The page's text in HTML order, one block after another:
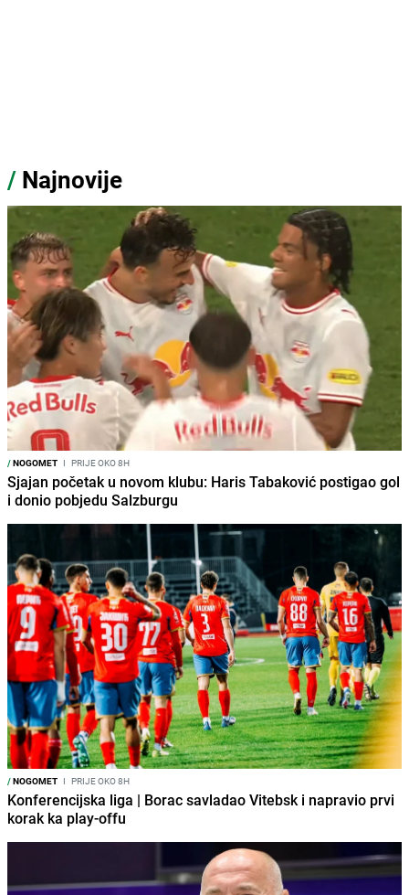
/ Najnovije
/NOGOMET I PRIJE OKO 8H
Sjajan početak u novom klubu: Haris Tabaković postigao gol
i donio pobjedu Salzburgu
/NOGOMET I PRIJE OKO 8H
Konferencijska liga | Borac savladao Vitebsk i napravio prvi
korak ka play-offu